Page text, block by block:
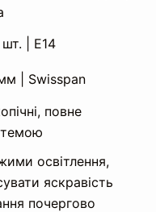
шт. | Е14
| Swisspan
повне
освітлення,
яскравість
почергово